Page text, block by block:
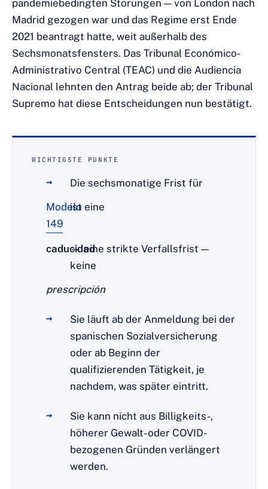
pandemiebedingten Störungen — von London nach
Madrid gezogen war und das Regime erst Ende
2021 beantragt hatte, weit außerhalb des
Sechsmonatsfensters. Das Tribunal Económico-
Administrativo Central (TEAC) und die Audiencia
Nacional lehnten den Antrag beide ab; der Tribunal
Supremo hat diese Entscheidungen nun bestätigt.
WICHTIGSTE PUNKTE
Die sechsmonatige Frist für
Modelo
149
ist eine
caducidad— eine strikte Verfallsfrist —
keine
prescripción
.
Sie läuft ab der Anmeldung bei der
spanischen Sozialversicherung
oder ab Beginn der
qualifizierenden Tätigkeit, je
nachdem, was später eintritt.
Sie kann nicht aus Billigkeits-,
höherer Gewalt- oder COVID-
bezogenen Gründen verlängert
werden.